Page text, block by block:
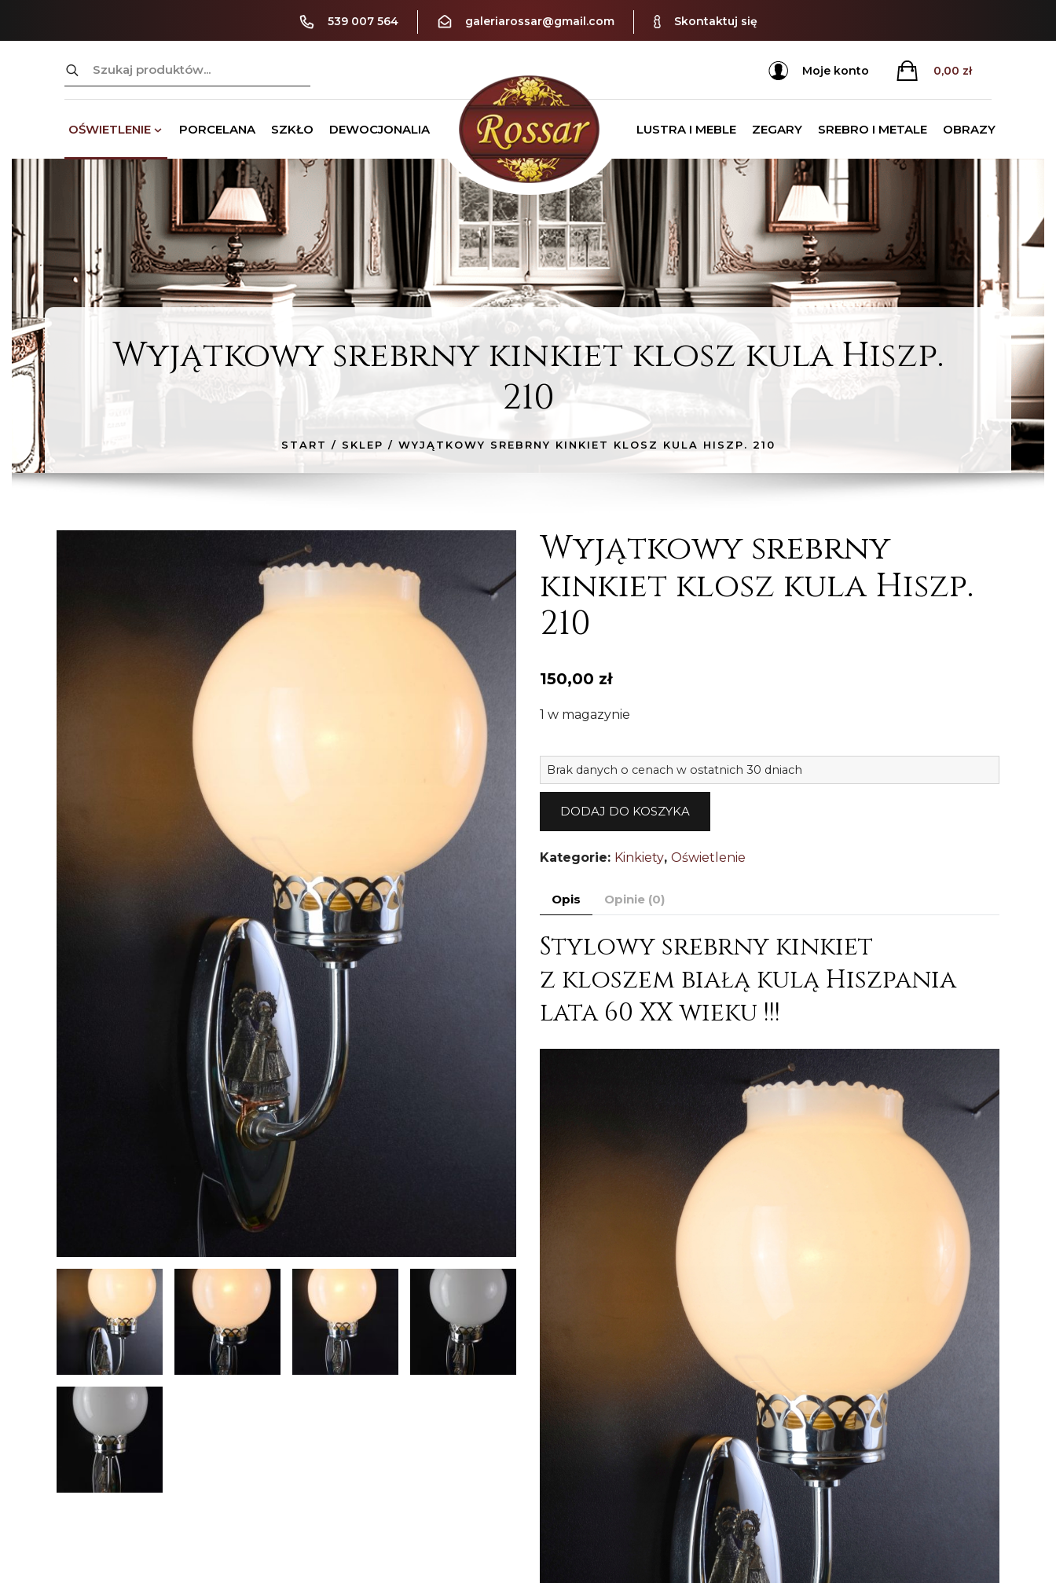
539 007 564 galeriarossar@gmail.com Skontaktuj się
Szukaj: Moje konto 0,00 zł
OŚWIETLENIE PORCELANA SZKŁO DEWOCJONALIA LUSTRA I MEBLE ZEGARY SREBRO I METALE OBRAZY
Wyjątkowy srebrny kinkiet klosz kula Hiszp.
210
START / SKLEP / WYJĄTKOWY SREBRNY KINKIET KLOSZ KULA HISZP. 210
Wyjątkowy srebrny
kinkiet klosz kula Hiszp.
210
150,00 zł
1 w magazynie
Brak danych o cenach w ostatnich 30 dniach
ilość
210
DODAJ DO KOSZYKA
Kategorie: Kinkiety, Oświetlenie
Opis Opinie (0)
Stylowy srebrny kinkiet
z kloszem białą kulą Hiszpania
lata 60 XX wieku !!!